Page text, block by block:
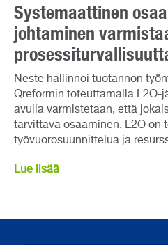
Systemaattinen
johtaminen
Neste hallinnoi tuotannon
Qreformin toteuttamalla L2O-
avulla varmistetaan, että
tarvittava osaaminen. L2O on
työvuorosuunnittelua ja
Lue lisää